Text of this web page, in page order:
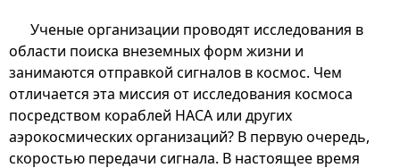
Ученые организации проводят исследования в
области поиска внеземных форм жизни и
занимаются отправкой сигналов в космос. Чем
отличается эта миссия от исследования космоса
посредством кораблей НАСА или других
аэрокосмических организаций? В первую очередь,
скоростью передачи сигнала. В настоящее время